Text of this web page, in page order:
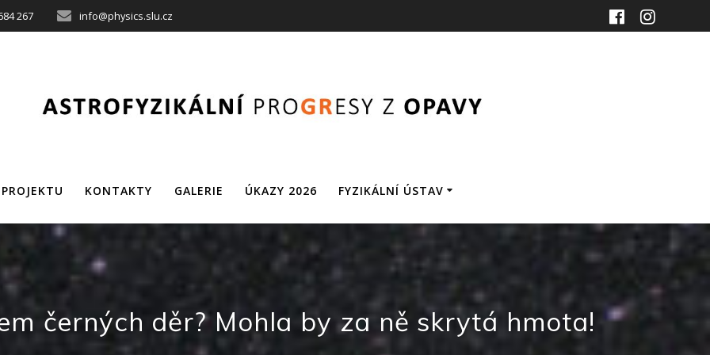
267 info@physics.slu.cz
KONTAKTY GALERIE ÚKAZY 2026 FYZIKÁLNÍ ÚSTAV
černých děr? Mohla by za ně skrytá hmota!